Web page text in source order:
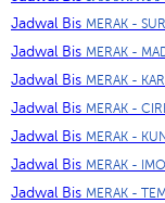
Jadwal Bis MERAK -
Jadwal Bis MERAK -
Jadwal Bis MERAK -
Jadwal Bis MERAK -
Jadwal Bis MERAK -
Jadwal Bis MERAK -
Jadwal Bis MERAK -